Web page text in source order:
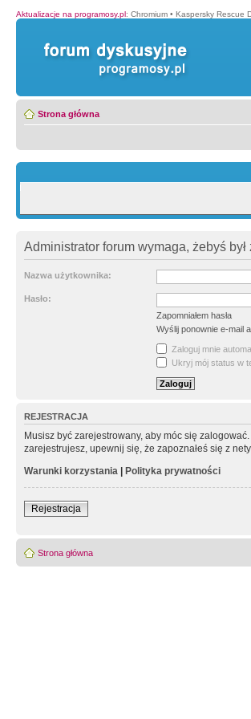
Aktualizacje na programosy.pl: Chromium • Kaspersky Rescue
Strona główna
Administrator forum wymaga, żebyś
Nazwa użytkownika:
Hasło:
Zapomniałem hasła
Wyślij ponownie e-mail
Zaloguj mnie
Ukryj mój status w
REJESTRACJA
Musisz być zarejestrowany, aby móc się
zarejestrujesz, upewnij się, że zapoznałeś się z
Warunki korzystania | Polityka prywatności
Rejestracja
Strona główna